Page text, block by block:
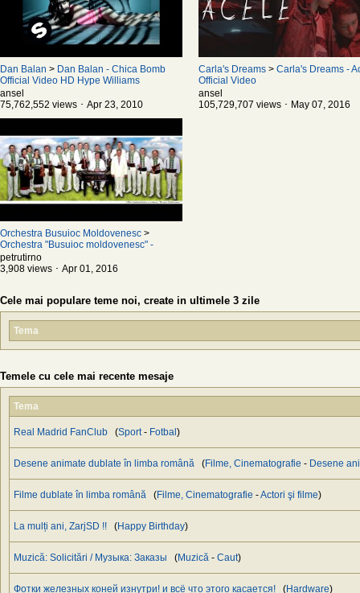
Dan Balan > Dan Balan - Chica Bomb
Official Video HD Hype Williams
ansel
75,762,552 views ･ Apr 23, 2010
Carla's Dreams > Carla's Dreams -
Official Video
ansel
105,729,707 views ･ May 07, 2016
Orchestra Busuioc Moldovenesc >
Orchestra "Busuioc moldovenesc" -
Melodii oltenești
petrutirno
3,908 views ･ Apr 01, 2016
Cele mai populare teme noi, create in ultimele 3 zile
Tema
Temele cu cele mai recente mesaje
Tema
Real Madrid FanClub (Sport- Fotbal )
Desene animate dublate în limba română (Filme, Cinematografie - Desene
Filme dublate în limba română (Filme, Cinematografie -Actori şi filme)
La mulți ani, ZarjSD !! (Happy Birthday)
Muzică: Solicitări / Музыка: Заказы (Muzică - Caut)
Фотки железных коней изнутри! и всё что этого касается! (Hardware)